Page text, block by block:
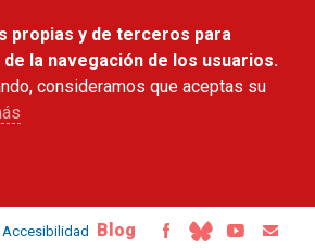
contenido
principal
propias y de terceros para
la navegación de los usuarios.
consideramos que aceptas su
Accesibilidad Blog